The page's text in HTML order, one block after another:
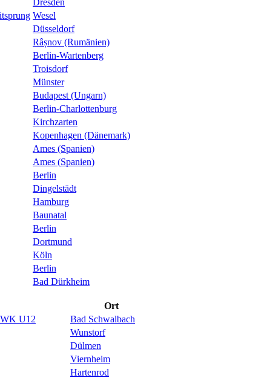
Wesel
Düsseldorf
Râșnov (Rumänien)
Berlin-Wartenberg
Troisdorf
Münster
Budapest (Ungarn)
Berlin-Charlottenburg
Kirchzarten
Kopenhagen (Dänemark)
Ames (Spanien)
Ames (Spanien)
Berlin
Dingelstädt
Hamburg
Baunatal
Berlin
Dortmund
Köln
Berlin
Bad Dürkheim
Ort
U12
Bad Schwalbach
Wunstorf
Dülmen
Viernheim
Hartenrod